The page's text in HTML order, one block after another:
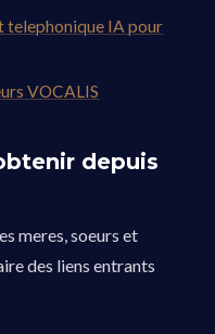
telephonique IA pour
VOCALIS
depuis
meres, soeurs et
des liens entrants